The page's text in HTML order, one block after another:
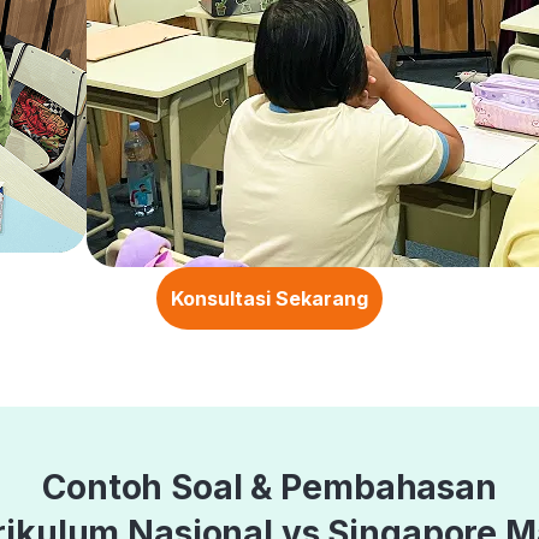
Konsultasi Sekarang
Contoh Soal & Pembahasan